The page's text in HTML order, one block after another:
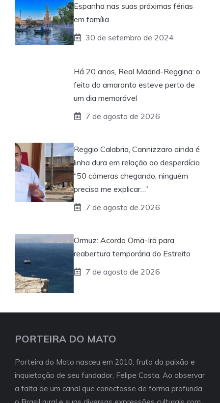
Espanha nas suas próximas férias
em família
30 de setembro de 2024
Há 20 anos, Real Madrid-Reggina: o
feito do amaranto esteve perto de
um dia memorável
7 de agosto de 2026
Reggio Calabria, Cannizzaro ainda é
linha dura em relação ao desperdício
“50 câmeras chegando, ninguém
precisa me explicar…”
7 de agosto de 2026
Ormuz: Acordo Omã-Irã para
reabertura temporária do Estreito
7 de agosto de 2026
PORTEIRA DO MATO
Porteira do Mato nasceu em 2010, fruto da paixão e
inquietação de seu fundador, Felipe Costa. Ao observar
a falta de um canal que conectasse de forma profunda